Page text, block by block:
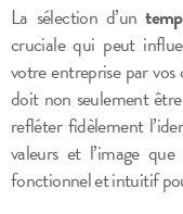
La sélection d’un
cruciale qui peut
votre entreprise par
doit non seulement
refléter fidèlement
valeurs et l’image
fonctionnel et intuitif